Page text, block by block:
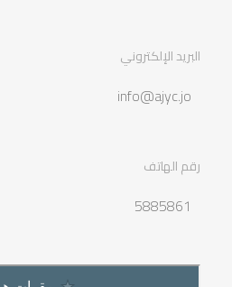
البريد الإلكتروني
info@ajyc.jo
رقم الهاتف
5885861